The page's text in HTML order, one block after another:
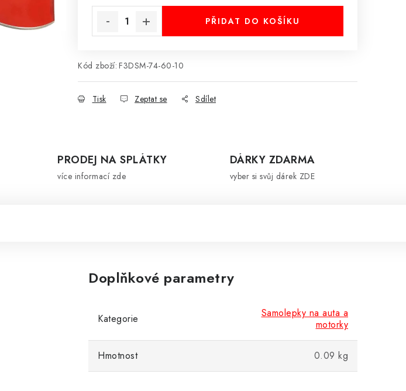
PŘIDAT DO KOŠÍKU
Kód zboží: F3DSM-74-60-10
Tisk Zeptat se Sdílet
PRODEJ NA SPLÁTKY
více informací zde
DÁRKY ZDARMA
vyber si svůj dárek ZDE
Doplňkové parametry
Kategorie
Samolepky na auta a
motorky
Hmotnost 0.09 kg